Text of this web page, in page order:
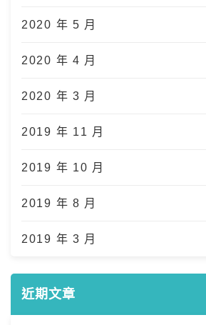
2020 年 5 月
2020 年 4 月
2020 年 3 月
2019 年 11 月
2019 年 10 月
2019 年 8 月
2019 年 3 月
近期文章